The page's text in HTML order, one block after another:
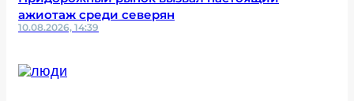
ажиотаж среди северян
10.08.2026, 14:39